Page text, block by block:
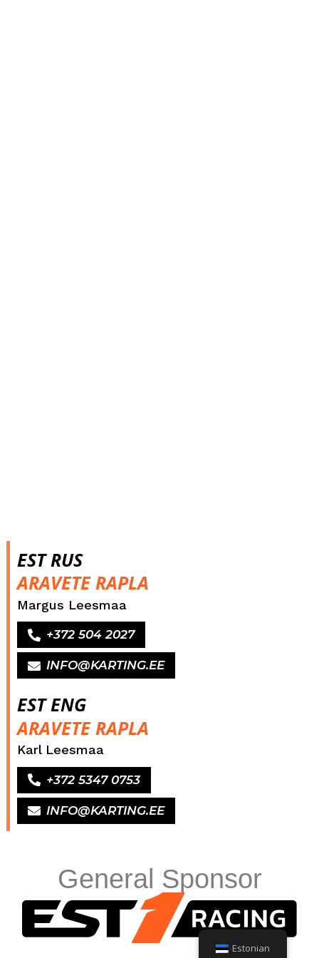
EST RUS
ARAVETE RAPLA
Margus Leesmaa
+372 504 2027
INFO@KARTING.EE
EST ENG
ARAVETE RAPLA
Karl Leesmaa
+372 5347 0753
INFO@KARTING.EE
General Sponsor
Estonian